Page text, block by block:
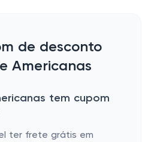
de desconto
Americanas
tem cupom
ter frete grátis em